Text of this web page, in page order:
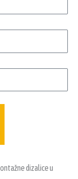
dizalice u